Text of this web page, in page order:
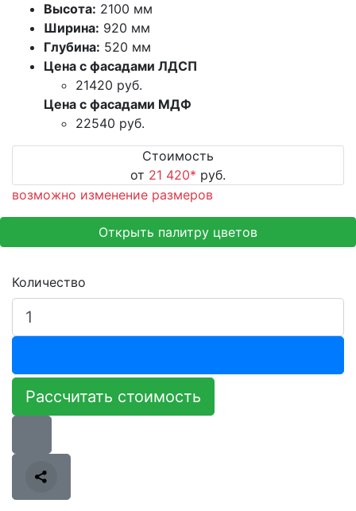
Высота: 2100 мм
Ширина: 920 мм
Глубина: 520 мм
Цена с фасадами ЛДСП
21420 руб.
Цена с фасадами МДФ
22540 руб.
Стоимость
от 21 420* руб.
возможно изменение размеров
Открыть палитру цветов
Количество
Рассчитать стоимость